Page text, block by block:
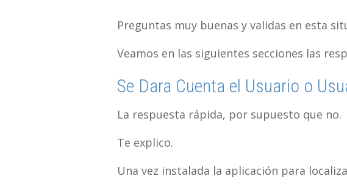
Preguntas muy buenas y validas en esta
Veamos en las siguientes secciones las
Se Dara Cuenta el Usuario o
La respuesta rápida, por supuesto que no.
Te explico.
Una vez instalada la aplicación para